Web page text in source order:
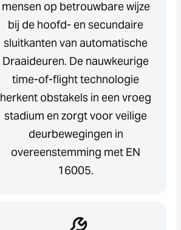
mensen op betrouwbare wijze
bij de hoofd- en secundaire
sluitkanten van automatische
Draaideuren. De nauwkeurige
time-of-flight technologie
herkent obstakels in een vroeg
stadium en zorgt voor veilige
deurbewegingen in
overeenstemming met EN
16005.